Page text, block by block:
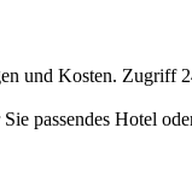
und Kosten. Zugriff
passendes Hotel